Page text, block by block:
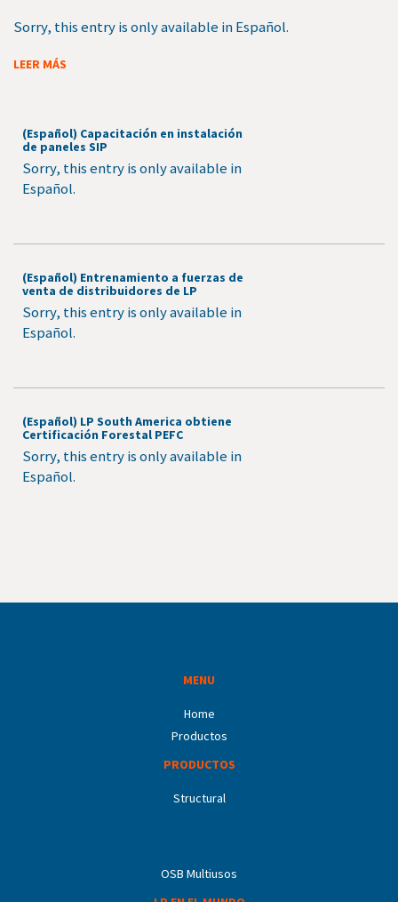
Sorry, this entry is only available in Español.
LEER MÁS
(Español) Capacitación en instalación
de paneles SIP
Sorry, this entry is only available in
Español.
(Español) Entrenamiento a fuerzas de
venta de distribuidores de LP
Sorry, this entry is only available in
Español.
(Español) LP South America obtiene
Certificación Forestal PEFC
Sorry, this entry is only available in
Español.
MENU
Home
Productos
PRODUCTOS
Structural
OSB Multiusos